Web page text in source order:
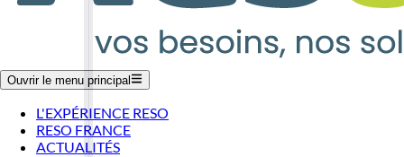
Ouvrir le menu principal
L'EXPÉRIENCE RESO
RESO FRANCE
ACTUALITÉS